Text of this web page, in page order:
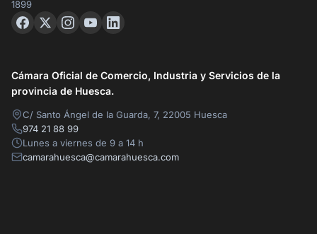
1899
Cámara Oficial de Comercio, Industria y Servicios de la
provincia de Huesca.
C/ Santo Ángel de la Guarda, 7, 22005 Huesca
974 21 88 99
Lunes a viernes de 9 a 14 h
camarahuesca@camarahuesca.com